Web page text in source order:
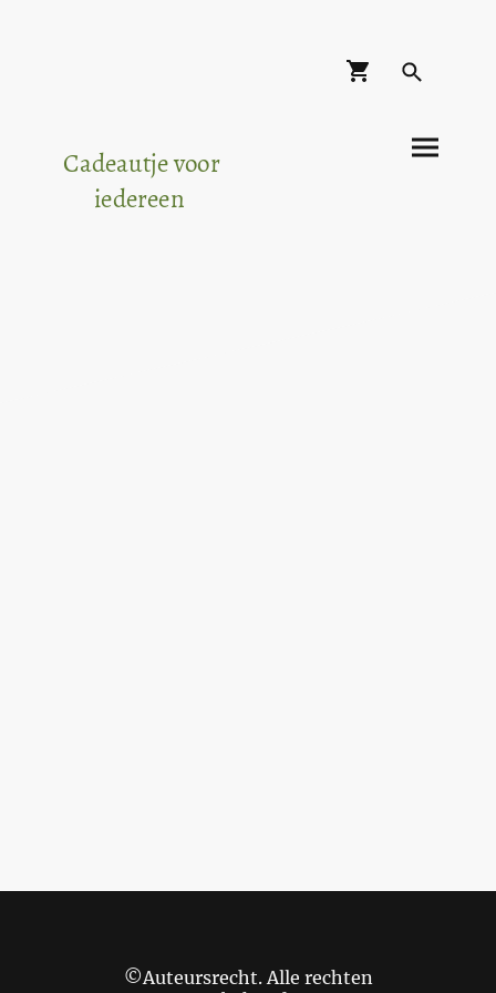
Cadeautje voor
iedereen
©Auteursrecht. Alle rechten